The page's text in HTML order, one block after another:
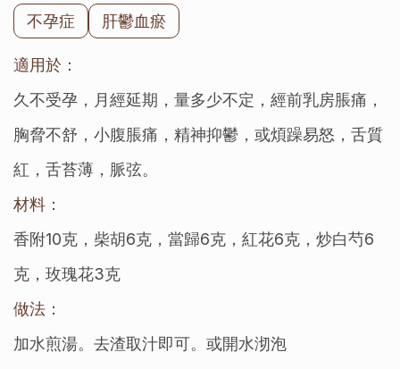
不孕症
肝鬱血瘀
適用於：
久不受孕，月經延期，量多少不定，經前乳房脹痛，
胸脅不舒，小腹脹痛，精神抑鬱，或煩躁易怒，舌質
紅，舌苔薄，脈弦。
材料：
香附10克，柴胡6克，當歸6克，紅花6克，炒白芍6
克，玫瑰花3克
做法：
加水煎湯。去渣取汁即可。或開水沏泡